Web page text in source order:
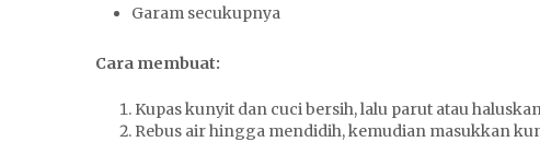
Garam secukupnya
Cara membuat:
Kupas kunyit dan cuci bersih, lalu parut atau
Rebus air hingga mendidih, kemudian masukkan